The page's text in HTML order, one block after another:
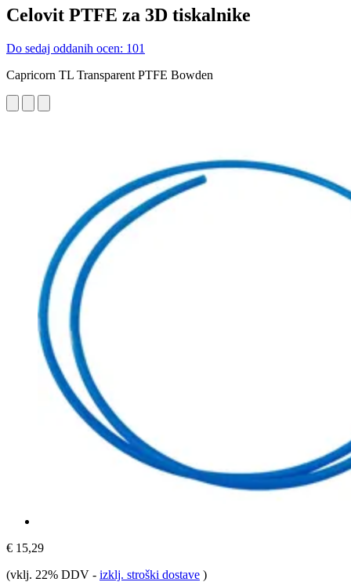
Celovit PTFE za 3D tiskalnike
Do sedaj oddanih ocen: 101
Capricorn TL Transparent PTFE Bowden
€ 15,29
(vklj. 22% DDV - izklj. stroški dostave )